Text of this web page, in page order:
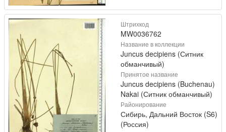
Штрихкод
MW0036762
Название в коллекции
Juncus decipiens (Ситник
обманчивый)
Принятое название
Juncus decipiens (Buchenau)
Nakai (Ситник обманчивый)
Районирование
Сибирь, Дальний Восток (S6)
(Россия)